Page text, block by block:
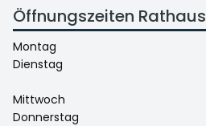
Öffnungszeiten Rathaus
Montag
Dienstag
Mittwoch
Donnerstag